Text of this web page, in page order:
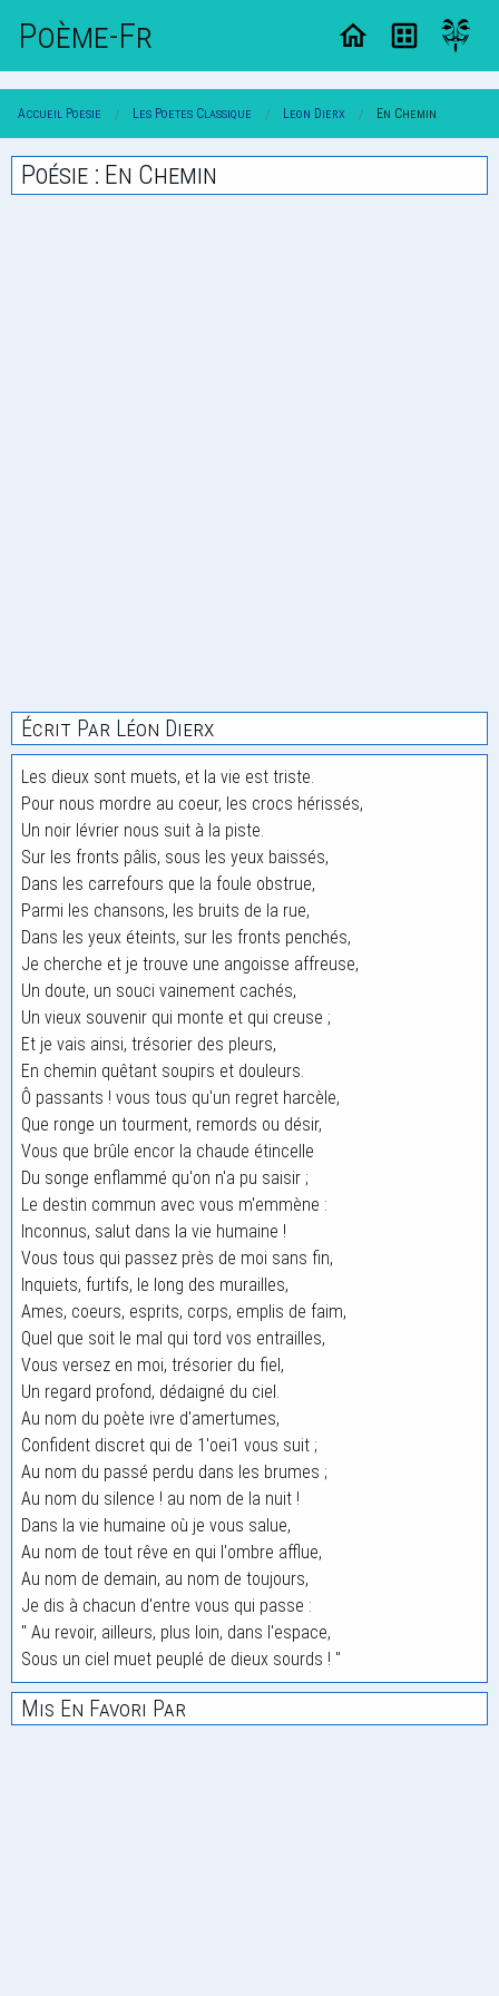
Poème-Fr
Accueil Poesie Les Poetes Classique Leon Dierx En Chemin
Poésie : En Chemin
Écrit Par Léon Dierx
Les dieux sont muets, et la vie est triste.
Pour nous mordre au coeur, les crocs hérissés,
Un noir lévrier nous suit à la piste.
Sur les fronts pâlis, sous les yeux baissés,
Dans les carrefours que la foule obstrue,
Parmi les chansons, les bruits de la rue,
Dans les yeux éteints, sur les fronts penchés,
Je cherche et je trouve une angoisse affreuse,
Un doute, un souci vainement cachés,
Un vieux souvenir qui monte et qui creuse ;
Et je vais ainsi, trésorier des pleurs,
En chemin quêtant soupirs et douleurs.
Ô passants ! vous tous qu'un regret harcèle,
Que ronge un tourment, remords ou désir,
Vous que brûle encor la chaude étincelle
Du songe enflammé qu'on n'a pu saisir ;
Le destin commun avec vous m'emmène :
Inconnus, salut dans la vie humaine !
Vous tous qui passez près de moi sans fin,
Inquiets, furtifs, le long des murailles,
Ames, coeurs, esprits, corps, emplis de faim,
Quel que soit le mal qui tord vos entrailles,
Vous versez en moi, trésorier du fiel,
Un regard profond, dédaigné du ciel.
Au nom du poète ivre d'amertumes,
Confident discret qui de 1'oei1 vous suit ;
Au nom du passé perdu dans les brumes ;
Au nom du silence ! au nom de la nuit !
Dans la vie humaine où je vous salue,
Au nom de tout rêve en qui l'ombre afflue,
Au nom de demain, au nom de toujours,
Je dis à chacun d'entre vous qui passe :
" Au revoir, ailleurs, plus loin, dans l'espace,
Sous un ciel muet peuplé de dieux sourds ! "
Mis En Favori Par